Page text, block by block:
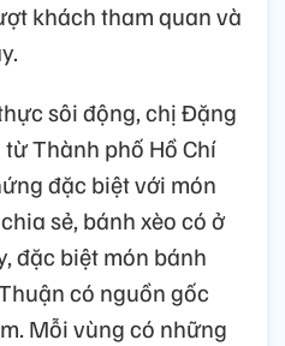
khách tham quan và
sôi động, chị Đặng
Thành phố Hồ Chí
đặc biệt với món
sẻ, bánh xèo có ở
đặc biệt món bánh
có nguồn gốc
Mỗi vùng có những